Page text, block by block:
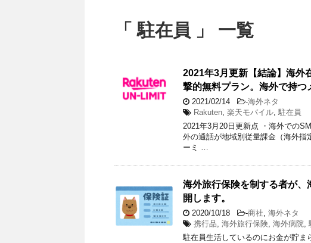
「 駐在員 」 一覧
2021年3月更新【結論】海外
撃的無料プラン。海外で持つ
2021/02/14 -海外ネタ
Rakuten, 楽天モバイル, 駐在員
2021年3月20日更新点 ・海外での
外の通話が地域別従量課金（海外指
ーミ …
海外旅行保険を制する者が
開します。
2020/10/18 -商社, 海外ネタ
携行品, 海外旅行保険, 海外病院,
駐在員生活しているのにお金が貯ま